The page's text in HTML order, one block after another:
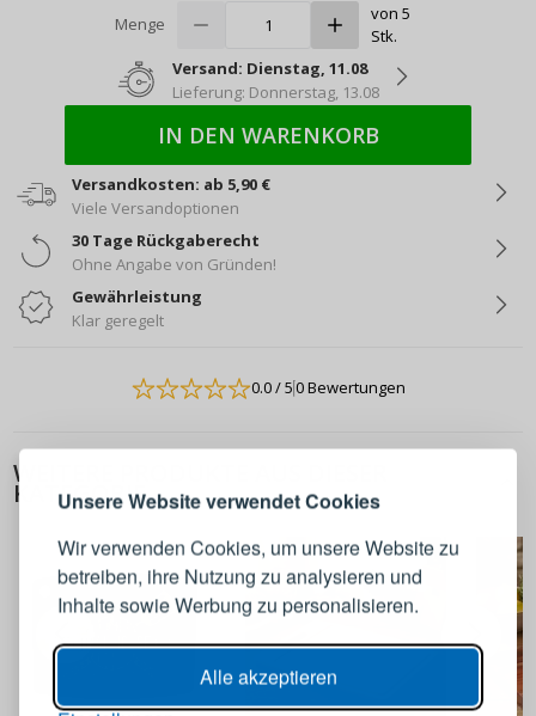
Unsere Website verwendet Cookies
Wir verwenden Cookies, um unsere Website zu
betreiben, ihre Nutzung zu analysieren und
Inhalte sowie Werbung zu personalisieren.
Alle akzeptieren
Menge
von 5
Stk.
Versand: Dienstag, 11.08
Lieferung: Donnerstag, 13.08
IN DEN WARENKORB
Versandkosten: ab 5,90 €
Viele Versandoptionen
30 Tage Rückgaberecht
Ohne Angabe von Gründen!
Gewährleistung
Klar geregelt
0.0/ 50 Bewertungen
WEITERE PRODUKTE AUS DIESER
KATEGORIE
ANMELDEN REGISTRIEREN
Melden Sie sich bei Ihrem
E-Mail-Adresse